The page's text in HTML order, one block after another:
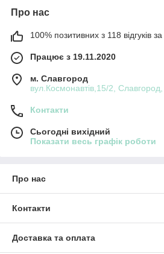
Про нас
100% позитивних з 118 відгуків за
Працює з 19.11.2020
м. Славгород
вул.Космонавтів,15/2, Славгород,
Контакти
Сьогодні вихідний
Показати весь графік роботи
Про нас
Контакти
Доставка та оплата